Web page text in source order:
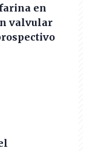
en
valvular